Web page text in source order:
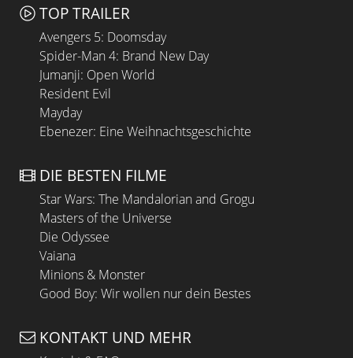
TOP TRAILER
Avengers 5: Doomsday
Spider-Man 4: Brand New Day
Jumanji: Open World
Resident Evil
Mayday
Ebenezer: Eine Weihnachtsgeschichte
DIE BESTEN FILME
Star Wars: The Mandalorian and Grogu
Masters of the Universe
Die Odyssee
Vaiana
Minions & Monster
Good Boy: Wir wollen nur dein Bestes
KONTAKT UND MEHR